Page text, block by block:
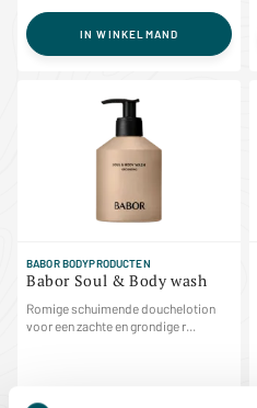
IN WINKELMAND
BABOR BODYPRODUCTEN
Babor Soul & Body wash
Romige schuimende douchelotion
voor een zachte en grondige r...